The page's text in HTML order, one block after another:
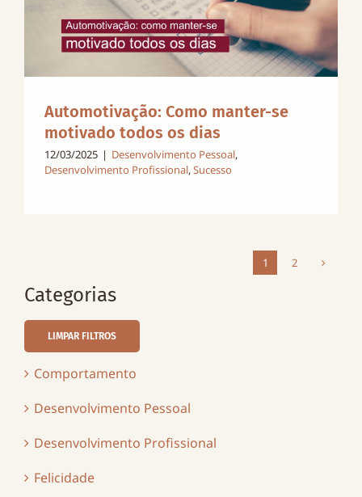
Automotivação: Como manter-se
motivado todos os dias
12/03/2025 | Desenvolvimento Pessoal,
Desenvolvimento Profissional,Sucesso
1 2
Categorias
LIMPAR FILTROS
Comportamento
Desenvolvimento Pessoal
Desenvolvimento Profissional
Felicidade